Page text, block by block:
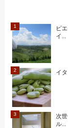
ピ
イ...
イ
次
ル...